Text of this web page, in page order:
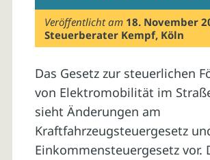
Veröffentlicht am 18. November
Steuerberater Kempf, Köln
Das Gesetz zur steuerlichen
von Elektromobilität im
sieht Änderungen am
Kraftfahrzeugsteuergesetz
Einkommensteuergesetz vor.